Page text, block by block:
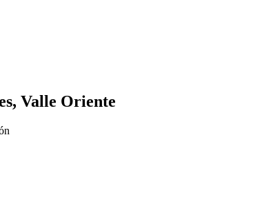
Valle Oriente